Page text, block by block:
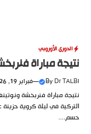
الدوري الأوروبي
نتيجة مباراة فنربخشة
By Dr TALBI
—فبراير 19, 2026
نتيجة مباراة فنربخشة
التركية في ليلة كروية
حسم....